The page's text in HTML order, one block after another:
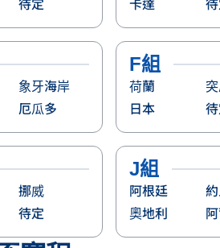
象牙海岸
厄瓜多
F組
荷蘭
日本
挪威
待定
J組
阿根廷
奧地利